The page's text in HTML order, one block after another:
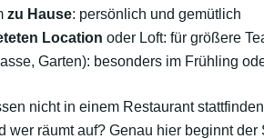
zu Hause: persönlich und gemütlich
Location oder Loft: für größere
Garten): besonders im Frühling
nicht in einem Restaurant
wer räumt auf? Genau hier beginnt